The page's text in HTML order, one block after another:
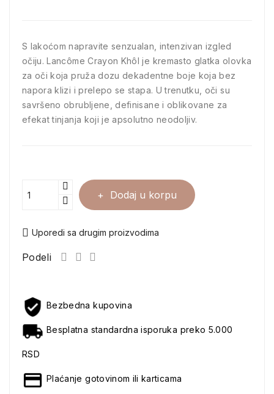
S lakoćom napravite senzualan, intenzivan izgled
očiju. Lancôme Crayon Khôl je kremasto glatka olovka
za oči koja pruža dozu dekadentne boje koja bez
napora klizi i prelepo se stapa. U trenutku, oči su
savršeno obrubljene, definisane i oblikovane za
efekat tinjanja koji je apsolutno neodoljiv.
Dodaj u korpu
Uporedi sa drugim proizvodima
Podeli
Bezbedna kupovina
Besplatna standardna isporuka preko 5.000
RSD
Plaćanje gotovinom ili karticama